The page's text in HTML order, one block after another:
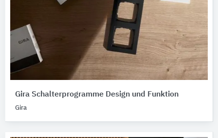
Gira Schalterprogramme Design und Funktion
Gira